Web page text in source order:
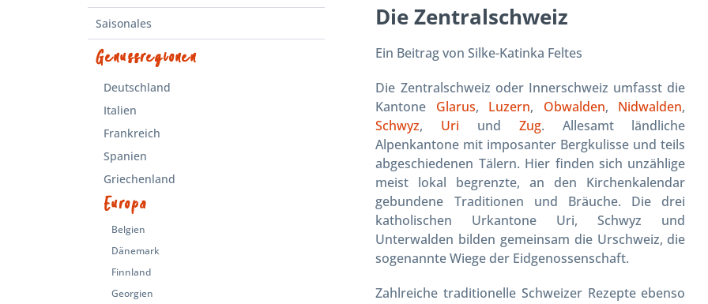
Saisonales
Genussregionen
Deutschland
Italien
Frankreich
Spanien
Griechenland
Europa
Belgien
Dänemark
Finnland
Georgien
Die Zentralschweiz
Ein Beitrag von Silke-Katinka Feltes
Die Zentralschweiz oder Innerschweiz umfasst die
Kantone Glarus, Luzern, Obwalden, Nidwalden,
Schwyz, Uri und Zug. Allesamt ländliche
Alpenkantone mit imposanter Bergkulisse und teils
abgeschiedenen Tälern. Hier finden sich unzählige
meist lokal begrenzte, an den Kirchenkalendar
gebundene Traditionen und Bräuche. Die drei
katholischen Urkantone Uri, Schwyz und
Unterwalden bilden gemeinsam die Urschweiz, die
sogenannte Wiege der Eidgenossenschaft.
Zahlreiche traditionelle Schweizer Rezepte ebenso